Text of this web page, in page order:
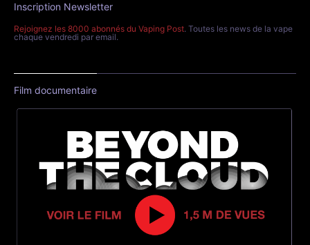
Inscription Newsletter
Rejoignez les 8000 abonnés du Vaping Post. Toutes les news de la vape
chaque vendredi par email.
Film documentaire